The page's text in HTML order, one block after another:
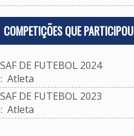
COMPETIÇÕES QUE PARTICIPOU
DE FUTEBOL 2024
Atleta
DE FUTEBOL 2023
Atleta